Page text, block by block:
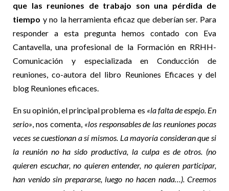
que las reuniones de trabajo son una pérdida de
tiempo y no la herramienta eficaz que deberían ser. Para
responder a esta pregunta hemos contado con Eva
Cantavella, una profesional de la Formación en RRHH-
Comunicación y especializada en Conducción de
reuniones, co-autora del libro Reuniones Eficaces y del
blog Reuniones eficaces.
En su opinión, el principal problema es «la falta de espejo. En
serio», nos comenta, «los responsables de las reuniones pocas
veces se cuestionan a sí mismos. La mayoría consideran que si
la reunión no ha sido productiva, la culpa es de otros. (no
quieren escuchar, no quieren entender, no quieren participar,
han venido sin prepararse, luego no hacen nada…). Creemos